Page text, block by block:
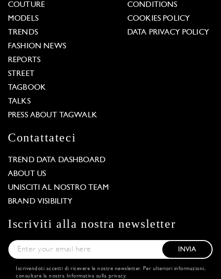
COUTURE
MODELS
TRENDS
FASHION NEWS
REPORTS
STREET
TAGBOOK
TALKS
PRESS ABOUT TAGWALK
CONDITIONS
COOKIES POLICY
DATA PRIVACY POLICY
Contattateci
TREND DATA DASHBOARD
ABOUT US
UNISCITI AL NOSTRO TEAM
BRAND VISIBILITY
Iscriviti alla nostra newsletter
INVIA
Iscrivendoti accetti di ricevere le nostre newsletter. Per ulteriori informazioni,
consultare la nostra
Informativa sulla privacy.